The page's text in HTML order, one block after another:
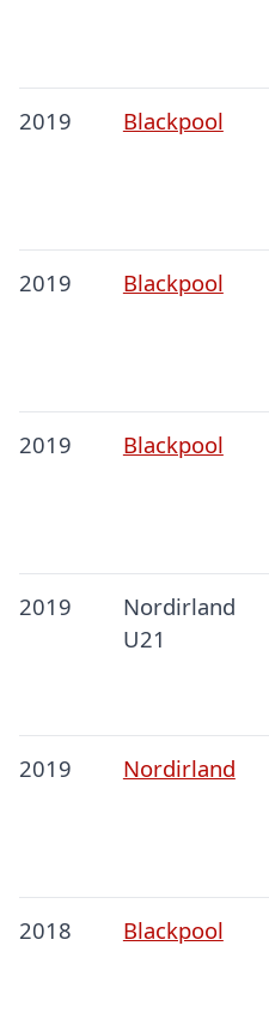
2019 Blackpool
2019 Blackpool
2019 Blackpool
2019
Nordirland
U21
2019 Nordirland
2018 Blackpool